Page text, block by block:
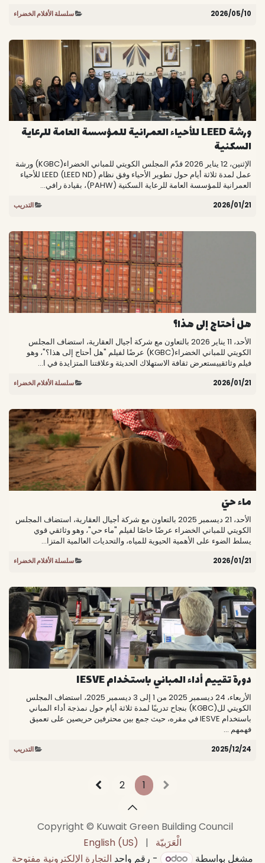
10‏/05‏/2026 سلسلة الأفلام الخضراء
ورشة LEED للأحياء العمرانية للمؤسسة العامة للرعاية
السكنية
الإثنين، 12 يناير 2026 قدّم المجلس الكويتي للمباني الخضراء(KGBC) ورشة
عمل لمدة ثلاثة أيام حول تطوير الأحياء وفق نظام LEED (LEED ND) للأحياء
العمرانية للمؤسسة العامة للرعاية السكنية (PAHW)، بقيادة رافي...
21‏/01‏/2026 التدريب
هل أحتاج إلى هذا؟
الأحد، 11 يناير 2026 بالتعاون مع شركة أجيال العقارية، استضاف المجلس
الكويتي للمباني الخضراء(KGBC) عرضًا لفيلم "هل أحتاج إلى هذا؟"، وهو
فيلم وثائقييستعرض ثقافة الاستهلاك الحديثة وعلاقتنا المتزايدة في ا...
21‏/01‏/2026 سلسلة الأفلام الخضراء
ماء حيّ
الأحد، 21 ديسمبر 2025 بالتعاون مع شركة أجيال العقارية، استضاف المجلس
الكويتي للمباني الخضراء عرضًا خاصًا لفيلم "ماء حي"، وهو وثائقي قوي
يسلط الضوء على الأهمية الحيوية للمياه، والتحديات العالمية المتزا...
21‏/01‏/2026 سلسلة الأفلام الخضراء
دورة تقييم أداء المباني باستخدام IESVE
الأربعاء، 24 ديسمبر 2025 من 1 إلى 3 ديسمبر 2025، استضاف المجلس
الكويتي لل(KGBC) بنجاح تدريبًا لمدة ثلاثة أيام حول نمذجة أداء المباني
باستخدام IESVE في مقره، حيث جمع بين محترفين حريصين على تعميق
فهمهم ...
24‏/12‏/2025 التدريب
1
2
Copyright © Kuwait Green Building Council
الْعَرَبيّة
|
English (US)
مشغل بواسطة
- رقم واحد التجارة الإلكترونية مفتوحة